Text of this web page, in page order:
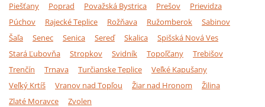
Piešťany
Poprad Považská Bystrica Prešov
Prievidza
Púchov
Rajecké Teplice Rožňava Ružomberok
Sabinov
Šaľa
Senec Senica Sereď Skalica
Spišská Nová Ves
Stará Ľubovňa
Stropkov Svidník Topoľčany
Trebišov
Trenčín
Trnava Turčianske Teplice
Veľké Kapušany
Veľký Krtíš
Vranov nad Topľou Žiar nad Hronom
Žilina
Zlaté Moravce
Zvolen